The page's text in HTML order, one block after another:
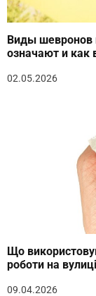
Виды шевронов
означают и как
02.05.2026
Що
роботи на вулиці
09.04.2026